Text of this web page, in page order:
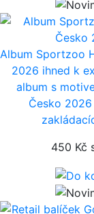
Album Sportzoo
2026 ihned k
album s
Česko
450 Kč